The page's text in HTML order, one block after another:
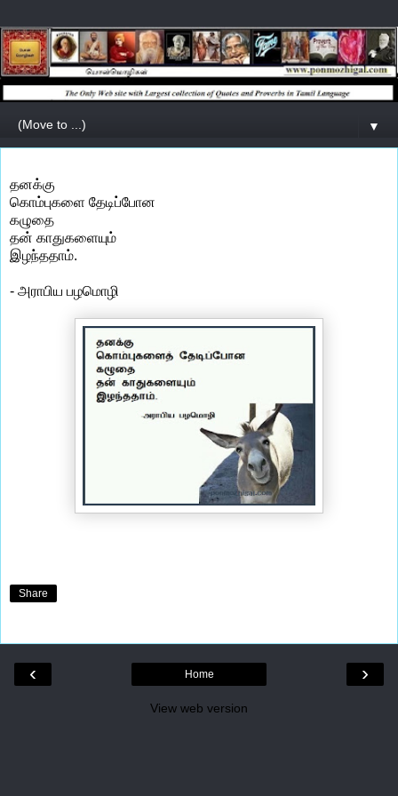
▼
தனக்கு
கொம்புகளை தேடிப்போன
கழுதை
தன் காதுகளையும்
இழந்ததாம்.
- அராபிய பழமொழி
Share
‹ ›
Home
View web version